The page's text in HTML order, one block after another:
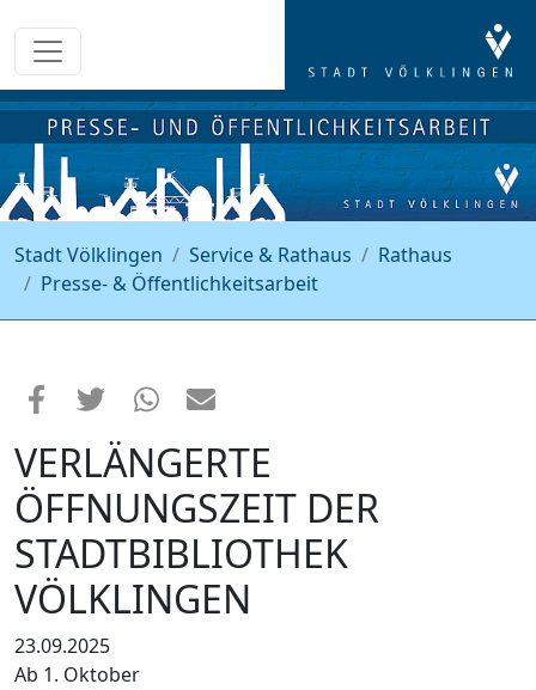
Stadt Völklingen Service & Rathaus
Rathaus
Presse- & Öffentlichkeitsarbeit
VERLÄNGERTE
ÖFFNUNGSZEIT DER
STADTBIBLIOTHEK
VÖLKLINGEN
23.09.2025
Ab 1. Oktober